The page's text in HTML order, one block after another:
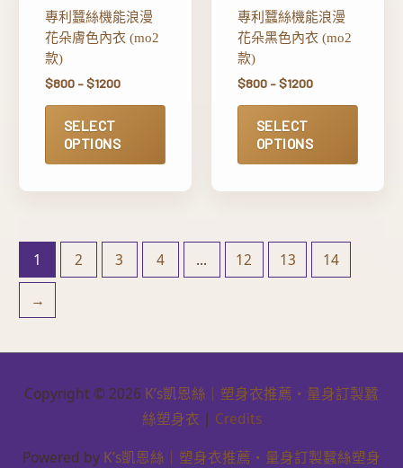
專利蠶絲機能浪漫
花朵膚色內衣 (mo2
款)
$800–$1200
SELECT
OPTIONS
專利蠶絲機能浪漫
花朵黑色內衣 (mo2
款)
$800–$1200
SELECT
OPTIONS
1 2 3 4 ... 12 13 14
→
Copyright © 2026 K’s凱恩絲｜塑身衣推薦・量身訂製蠶
絲塑身衣 | Credits
Powered by K’s凱恩絲｜塑身衣推薦・量身訂製蠶絲塑身